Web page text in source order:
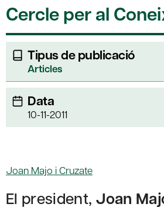
Cercle per al
Tipus de publicació
Articles
Data
10-11-2011
Joan Majo i Cruzate
El president, Joan